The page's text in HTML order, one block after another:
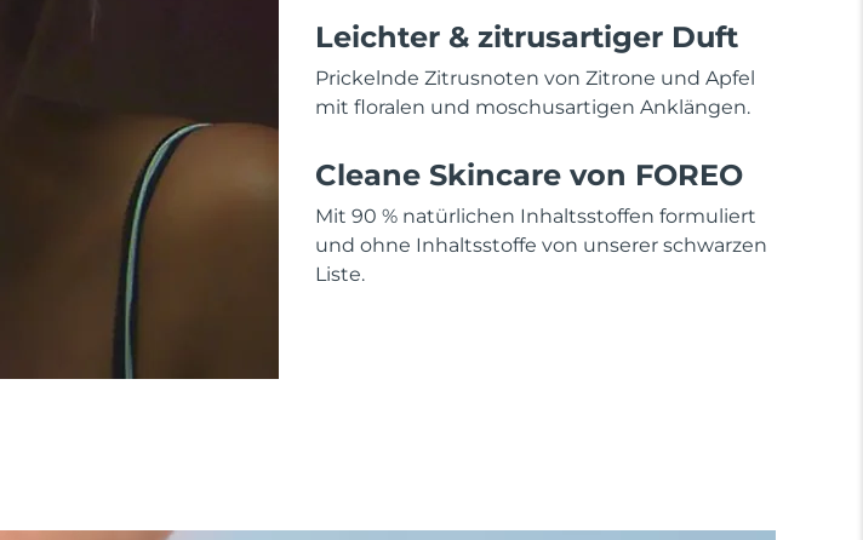
Leichter & zitrusartiger Duft
Prickelnde Zitrusnoten von Zitrone und Apfel
mit floralen und moschusartigen Anklängen.
Cleane Skincare von FOREO
Mit 90 % natürlichen Inhaltsstoffen formuliert
und ohne Inhaltsstoffe von unserer schwarzen
Liste.